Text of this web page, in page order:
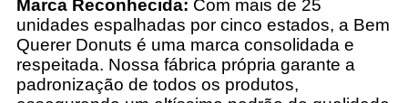
Marca Reconhecida: Com mais de 25
unidades espalhadas por cinco estados, a Bem
Querer Donuts é uma marca consolidada e
respeitada. Nossa fábrica própria garante a
padronização de todos os produtos,